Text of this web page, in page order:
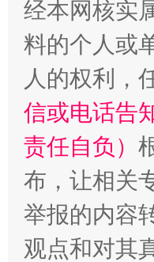
经本网核实
料的个人或
人的权利，
信或电话告
责任自负）
布，让相关
举报的内容
观点和对其